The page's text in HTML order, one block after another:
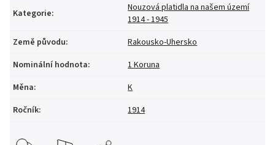
Kategorie:
Nouzová platidla na našem území
1914 - 1945
Země původu:
Rakousko-Uhersko
Nominální hodnota:
1 Koruna
Měna:
K
Ročník: 1914